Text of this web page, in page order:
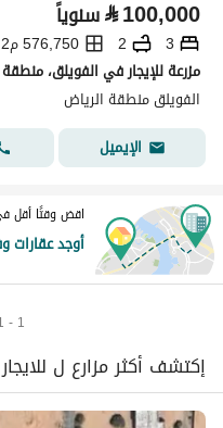
⃁100,000 سنوياً
3
2
576,750 م2
مزرعة للإيجار في الفويلق،
الفويلق منطقة الرياض
الإيميل
اقض وقتًا أقل
أوجد عقارات
1 - 1 من 1 مزارع
إكتشف أكثر مزارع ل للايجار